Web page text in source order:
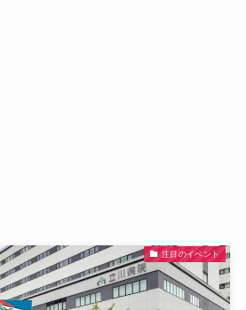
注目のイベント